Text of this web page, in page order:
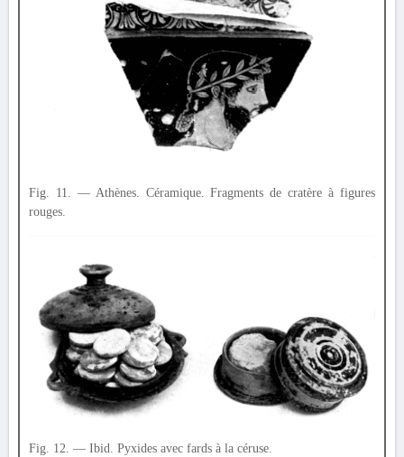
Fig. 11. — Athènes. Céramique. Fragments de cratère à figures
rouges.
Fig. 12. — Ibid. Pyxides avec fards à la céruse.